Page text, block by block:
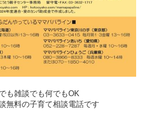
も雑談でも何でもOK
無料の子育て相談電話です